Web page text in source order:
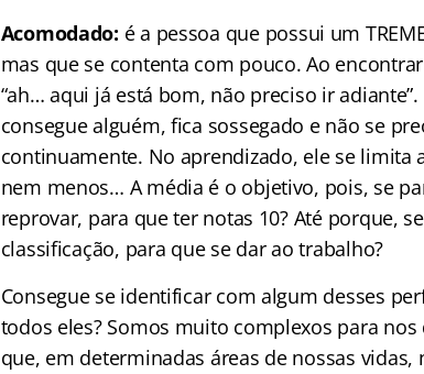
Acomodado: é a pessoa que possui um
mas que se contenta com pouco. Ao
“ah… aqui já está bom, não preciso ir
consegue alguém, fica sossegado e não se
continuamente. No aprendizado, ele se limita
nem menos… A média é o objetivo, pois, se
reprovar, para que ter notas 10? Até porque,
classificação, para que se dar ao trabalho?
Consegue se identificar com algum desses
todos eles? Somos muito complexos para
que, em determinadas áreas de nossas